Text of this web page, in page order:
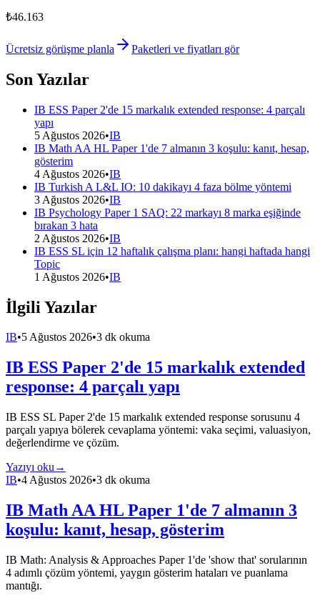
₺46.163
Ücretsiz görüşme planla Paketleri ve fiyatları gör
Son Yazılar
IB ESS Paper 2'de 15 markalık extended response: 4 parçalı
yapı
5 Ağustos 2026•IB
IB Math AA HL Paper 1'de 7 almanın 3 koşulu: kanıt, hesap,
gösterim
4 Ağustos 2026•IB
IB Turkish A L&L IO: 10 dakikayı 4 faza bölme yöntemi
3 Ağustos 2026•IB
IB Psychology Paper 1 SAQ: 22 markayı 8 marka eşiğinde
bırakan 3 hata
2 Ağustos 2026•IB
IB ESS SL için 12 haftalık çalışma planı: hangi haftada hangi
Topic
1 Ağustos 2026•IB
İlgili Yazılar
IB•5 Ağustos 2026•3 dk okuma
IB ESS Paper 2'de 15 markalık extended
response: 4 parçalı yapı
IB ESS SL Paper 2'de 15 markalık extended response sorusunu 4
parçalı yapıya bölerek cevaplama yöntemi: vaka seçimi, valuasiyon,
değerlendirme ve çözüm.
Yazıyı oku →
IB•4 Ağustos 2026•3 dk okuma
IB Math AA HL Paper 1'de 7 almanın 3
koşulu: kanıt, hesap, gösterim
IB Math: Analysis & Approaches Paper 1'de 'show that' sorularının
4 adımlı çözüm yöntemi, yaygın gösterim hataları ve puanlama
mantığı.